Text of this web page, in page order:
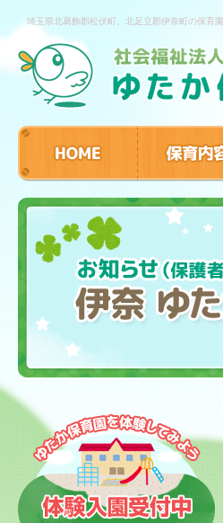
埼玉県北葛飾郡松伏町、北足立郡伊奈町の保育